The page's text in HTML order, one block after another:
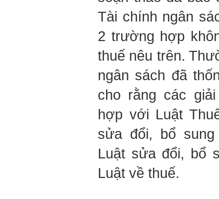
Tài chính ngân
2 trường hợp
thuế nêu trên.
ngân sách đã
cho rằng các
hợp với Luật
sửa đổi, bổ sung
Luật sửa đổi, bổ
Luật về thuế.